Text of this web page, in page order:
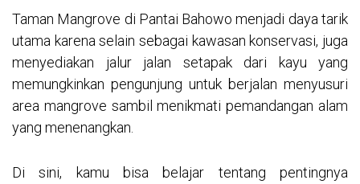
Taman Mangrove di Pantai Bahowo menjadi daya tarik
utama karena selain sebagai kawasan konservasi, juga
menyediakan jalur jalan setapak dari kayu yang
memungkinkan pengunjung untuk berjalan menyusuri
area mangrove sambil menikmati pemandangan alam
yang menenangkan.
Di sini, kamu bisa belajar tentang pentingnya